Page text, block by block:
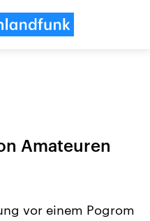
Amateuren
vor einem Pogrom